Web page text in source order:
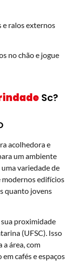
e ralos externos
no chão e jogue
Sc?
acolhedora e
um ambiente
variedade de
modernos edifícios
quanto jovens
proximidade
(UFSC). Isso
a área, com
cafés e espaços